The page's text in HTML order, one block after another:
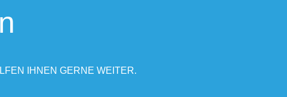
IHNEN GERNE WEITER.